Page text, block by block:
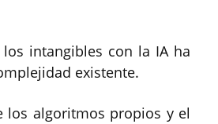
intangibles con la IA ha
existente.
los algoritmos propios y el